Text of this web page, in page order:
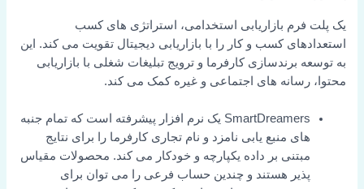
یک پلت فرم بازاریابی استخدامی، استراتژی های کسب
استعدادهای کسب و کار را با بازاریابی دیجیتال تقویت می کند. این
به توسعه برندسازی کارفرما و ترویج تبلیغات شغلی با بازاریابی
محتوا، رسانه های اجتماعی و غیره کمک می کند.
SmartDreamers یک نرم افزار پیشرفته است که تمام جنبه
های منبع یابی نامزد و نام تجاری کارفرما را برای نتایج
مبتنی بر داده یکپارچه و خودکار می کند. محصولات مقیاس
پذیر هستند و چندین حساب فرعی را می توان برای